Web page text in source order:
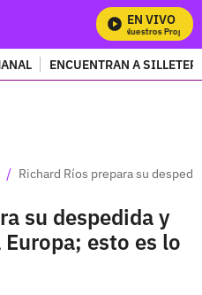
EN VIVO
Mira Todos Nuestros Programas
ENCUENTRAN A
/ Richard Ríos prepara su
su despedida y
esto es lo